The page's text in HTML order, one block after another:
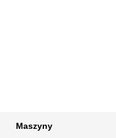
Maszyny